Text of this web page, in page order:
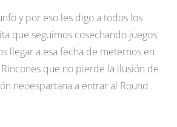
y por eso les digo a todos los
que seguimos cosechando juegos
llegar a esa fecha de meternos en
Rincones que no pierde la ilusión de
neoespartana a entrar al Round